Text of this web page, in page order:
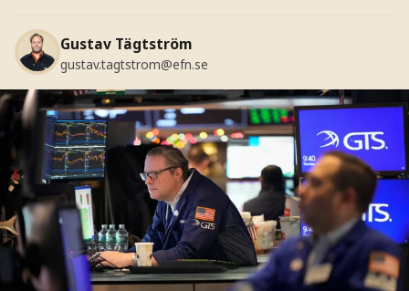
Gustav Tägtström
gustav.tagtstrom@efn.se